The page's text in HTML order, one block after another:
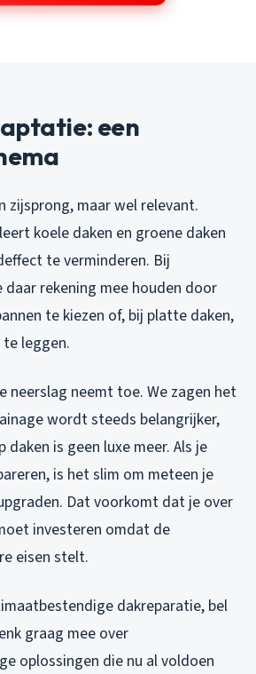
een
zijsprong, maar wel relevant.
koele daken en groene daken
te verminderen. Bij
daar rekening mee houden door
te kiezen of, bij platte daken,
te leggen.
neerslag neemt toe. We zagen het
wordt steeds belangrijker,
is geen luxe meer. Als je
is het slim om meteen je
Dat voorkomt dat je over
investeren omdat de
eisen stelt.
dakreparatie, bel
graag mee over
oplossingen die nu al voldoen